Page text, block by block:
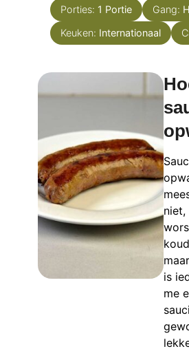
Porties: 1 Portie Gang:
Keuken: Internationaal
is
me